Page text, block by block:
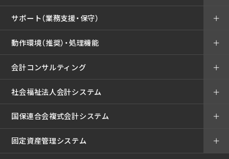
サポート（業務支援・保守） ＋
動作環境（推奨）・処理機能 ＋
会計コンサルティング ＋
社会福祉法人会計システム ＋
国保連合会複式会計システム ＋
固定資産管理システム ＋